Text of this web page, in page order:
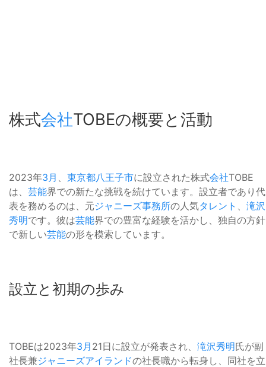
株式会社TOBEの概要と活動
2023年3月 、 東京都八王子市に設立された株式会社TOBE
は、 芸能界での新たな挑戦を続けています。設立者であり代
表を務めるのは、元ジャニーズ事務所の人気タレント 、 滝沢
秀明です。彼は芸能界での豊富な経験を活かし、独自の方針
で新しい芸能の形を模索しています。
設立と初期の歩み
TOBEは2023年3月 21日に設立が発表され、 滝沢秀明氏が副
社長兼ジャニーズアイランドの社長職から転身し、同社を立